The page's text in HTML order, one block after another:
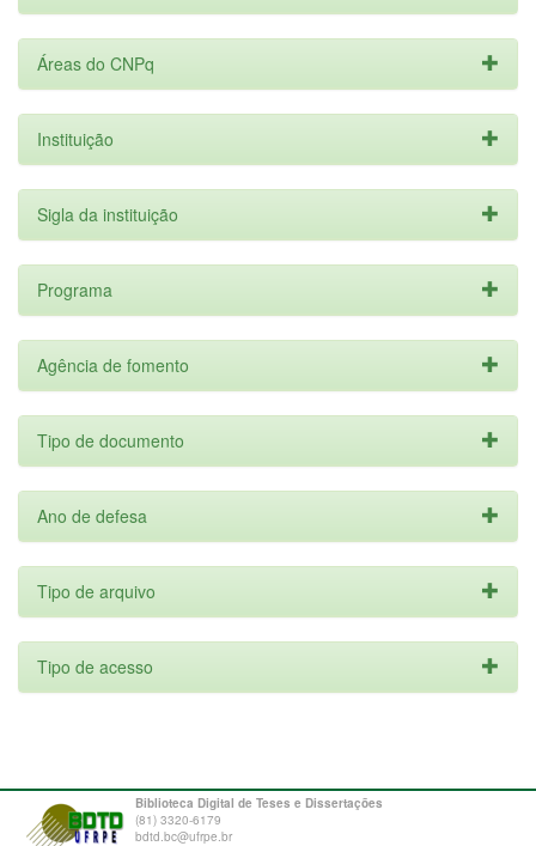
Áreas do CNPq
Instituição
Sigla da instituição
Programa
Agência de fomento
Tipo de documento
Ano de defesa
Tipo de arquivo
Tipo de acesso
Biblioteca Digital de Teses e Dissertações
(81) 3320-6179
bdtd.bc@ufrpe.br